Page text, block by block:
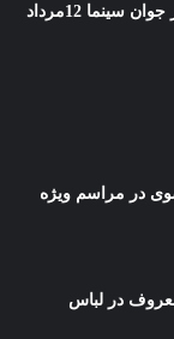
درگذشت مریم همتیان بازیگر جوان سینما 12مرداد
در مراسم ویژه
در لباس